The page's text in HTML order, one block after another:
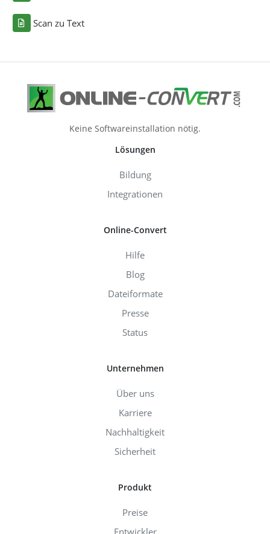
Scan zu Text
Keine Softwareinstallation nötig.
Lösungen
Bildung
Integrationen
Online-Convert
Hilfe
Blog
Dateiformate
Presse
Status
Unternehmen
Über uns
Karriere
Nachhaltigkeit
Sicherheit
Produkt
Preise